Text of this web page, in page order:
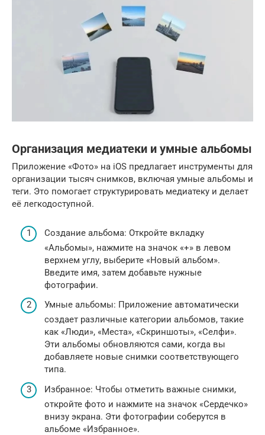
Организация медиатеки и умные альбомы
Приложение «Фото» на iOS предлагает инструменты для
организации тысяч снимков, включая умные альбомы и
теги. Это помогает структурировать медиатеку и делает
её легкодоступной.
Создание альбома: Откройте вкладку
«Альбомы», нажмите на значок «+» в левом
верхнем углу, выберите «Новый альбом».
Введите имя, затем добавьте нужные
фотографии.
Умные альбомы: Приложение автоматически
создает различные категории альбомов, такие
как «Люди», «Места», «Скриншоты», «Селфи».
Эти альбомы обновляются сами, когда вы
добавляете новые снимки соответствующего
типа.
Избранное: Чтобы отметить важные снимки,
откройте фото и нажмите на значок «Сердечко»
внизу экрана. Эти фотографии соберутся в
альбоме «Избранное».